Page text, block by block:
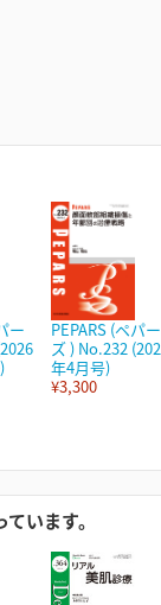
ー
PEPARS (ペパー
ズ ) No.232
年4月号)
¥3,300
います。